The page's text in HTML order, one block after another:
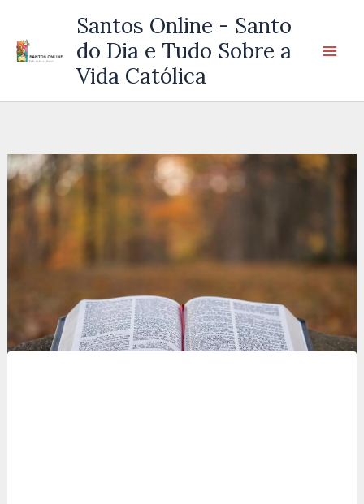
Santos Online - Santo
do Dia e Tudo Sobre a
Vida Católica